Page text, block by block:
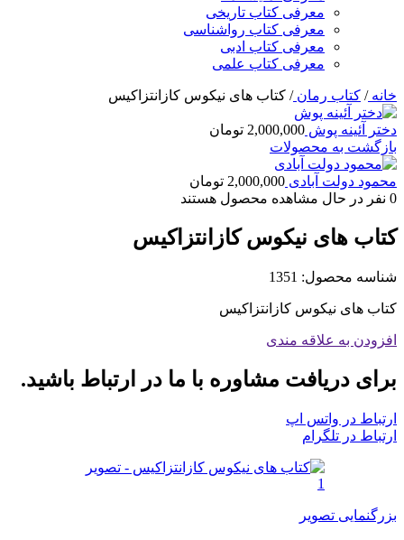
معرفی کتاب تاریخی
معرفی کتاب رواشناسی
معرفی کتاب ادبی
معرفی کتاب علمی
خانه/ کتاب رمان/ کتاب های نیکوس کازانتزاکیس
دختر آئینه پوش 2,000,000 تومان
بازگشت به محصولات
محمود دولت آبادی 2,000,000 تومان
0 نفر در حال مشاهده محصول هستند
کتاب های نیکوس کازانتزاکیس
شناسه محصول: 1351
کتاب های نیکوس کازانتزاکیس
افزودن به علاقه مندی
برای دریافت مشاوره با ما در ارتباط باشید.
ارتباط در واتس اپ
ارتباط در تلگرام
بزرگنمایی تصویر